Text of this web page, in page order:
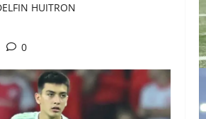
HUITRON
0